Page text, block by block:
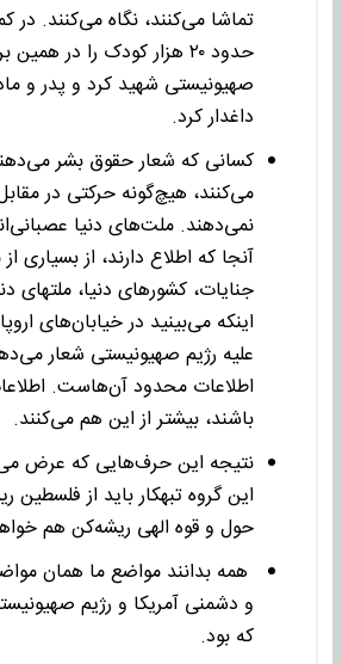
تماشا می‌کنند، نگاه می‌کنند. در
حدود ۲۰ هزار کودک را در
صهیونیستی شهید کرد و پدر و
داغدار کرد.
کسانی که شعار حقوق بشر
می‌کنند، هیچ‌گونه حرکتی در
نمی‌دهند. ملت‌های دنیا
آنجا که اطلاع دارند، از بسیاری
جنایات، کشورهای دنیا، ملتهای
اینکه می‌بینید در خیابان‌های
علیه رژیم صهیونیستی شعار
اطلاعات محدود آن‌هاست.
باشند، بیشتر از این هم می‌کنند.
نتیجه این حرف‌هایی که عرض
این گروه تبهکار باید از
حول و قوه الهی ریشه‌کن هم
همه بدانند مواضع ما همان
و دشمنی آمریکا و رژیم
که بود.